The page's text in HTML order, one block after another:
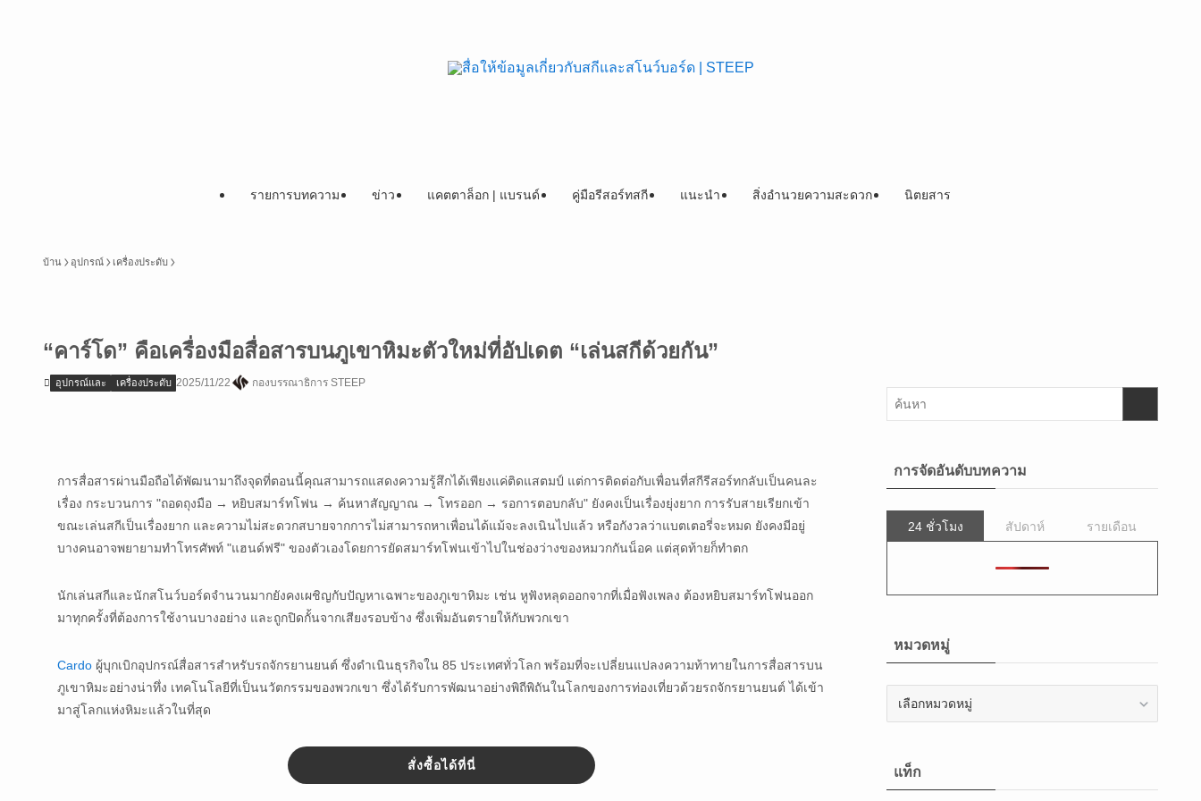
รายการบทความ ข่าว แคตตาล็อก | แบรนด์ คู่มือรีสอร์ทสกี แนะนำ สิ่งอำนวยความสะดวก นิตยสาร
บ้าน อุปกรณ์ เครื่องประดับ
“คาร์โด” คือเครื่องมือสื่อสารบนภูเขาหิมะตัวใหม่ที่อัปเดต “เล่นสกีด้วยกัน”
อุปกรณ์และ เครื่องประดับ 2025/11/22 กองบรรณาธิการ STEEP
การสื่อสารผ่านมือถือได้พัฒนามาถึงจุดที่ตอนนี้คุณสามารถแสดงความรู้สึกได้เพียงแค่ติดแสตมป์ แต่การติดต่อกับเพื่อนที่สกีรีสอร์ทกลับเป็นคนละ
เรื่อง กระบวนการ "ถอดถุงมือ → หยิบสมาร์ทโฟน → ค้นหาสัญญาณ → โทรออก → รอการตอบกลับ" ยังคงเป็นเรื่องยุ่งยาก การรับสายเรียกเข้า
ขณะเล่นสกีเป็นเรื่องยาก และความไม่สะดวกสบายจากการไม่สามารถหาเพื่อนได้แม้จะลงเนินไปแล้ว หรือกังวลว่าแบตเตอรี่จะหมด ยังคงมีอยู่
บางคนอาจพยายามทำโทรศัพท์ "แฮนด์ฟรี" ของตัวเองโดยการยัดสมาร์ทโฟนเข้าไปในช่องว่างของหมวกกันน็อค แต่สุดท้ายก็ทำตก
นักเล่นสกีและนักสโนว์บอร์ดจำนวนมากยังคงเผชิญกับปัญหาเฉพาะของภูเขาหิมะ เช่น หูฟังหลุดออกจากที่เมื่อฟังเพลง ต้องหยิบสมาร์ทโฟนออก
มาทุกครั้งที่ต้องการใช้งานบางอย่าง และถูกปิดกั้นจากเสียงรอบข้าง ซึ่งเพิ่มอันตรายให้กับพวกเขา
Cardo ผู้บุกเบิกอุปกรณ์สื่อสารสำหรับรถจักรยานยนต์ ซึ่งดำเนินธุรกิจใน 85 ประเทศทั่วโลก พร้อมที่จะเปลี่ยนแปลงความท้าทายในการสื่อสารบน
ภูเขาหิมะอย่างน่าทึ่ง เทคโนโลยีที่เป็นนวัตกรรมของพวกเขา ซึ่งได้รับการพัฒนาอย่างพิถีพิถันในโลกของการท่องเที่ยวด้วยรถจักรยานยนต์ ได้เข้า
มาสู่โลกแห่งหิมะแล้วในที่สุด
สั่งซื้อได้ที่นี่
การจัดอันดับบทความ
24 ชั่วโมง สัปดาห์ รายเดือน
หมวดหมู่
แท็ก